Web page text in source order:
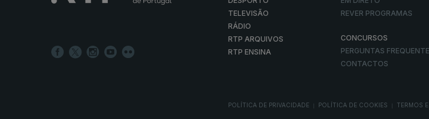
TELEVISÃO
RÁDIO
RTP ARQUIVOS
RTP ENSINA
REVER PROGRAMAS
CONCURSOS
PERGUNTAS
CONTACTOS
POLÍTICA DE PRIVACIDADE POLÍTICA DE COOKIES TERMOS